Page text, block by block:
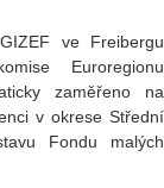
ve Freibergu
Euroregionu
zaměřeno na
v okrese Střední
Fondu malých